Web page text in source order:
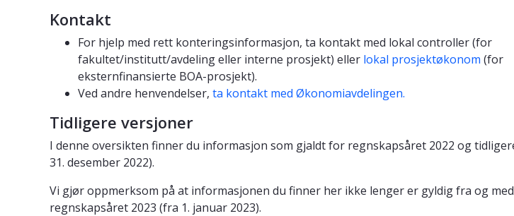
Kontakt
For hjelp med rett konteringsinformasjon, ta kontakt med lokal controller (for
fakultet/institutt/avdeling eller interne prosjekt) eller lokal prosjektøkonom (for
eksternfinansierte BOA-prosjekt).
Ved andre henvendelser, ta kontakt med Økonomiavdelingen.
Tidligere versjoner
I denne oversikten finner du informasjon som gjaldt for regnskapsåret 2022 og
31. desember 2022).
Vi gjør oppmerksom på at informasjonen du finner her ikke lenger er gyldig fra og med
regnskapsåret 2023 (fra 1. januar 2023).